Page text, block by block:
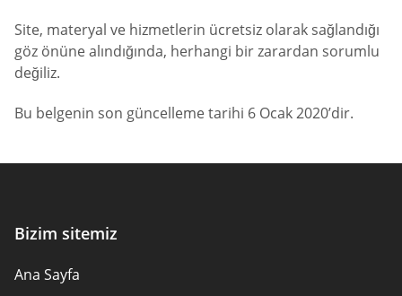
Site, materyal ve hizmetlerin ücretsiz olarak sağlandığı
göz önüne alındığında, herhangi bir zarardan sorumlu
değiliz.
Bu belgenin son güncelleme tarihi 6 Ocak 2020’dir.
Bizim sitemiz
Ana Sayfa